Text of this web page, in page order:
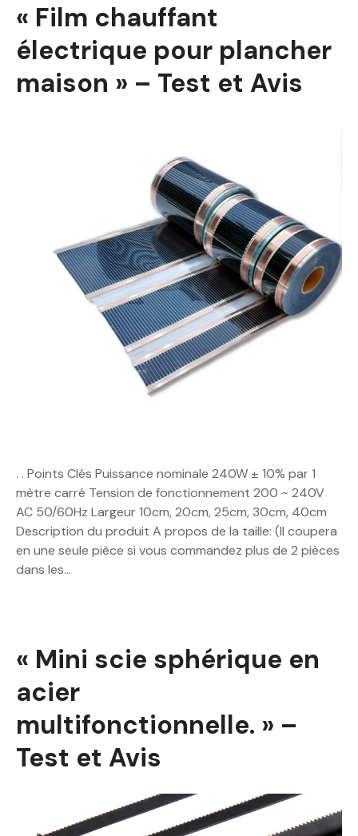
« Film chauffant
électrique pour plancher
maison » – Test et Avis
. . Points Clés Puissance nominale 240W ± 10% par 1
mètre carré Tension de fonctionnement 200 ~ 240V
AC 50/60Hz Largeur 10cm, 20cm, 25cm, 30cm, 40cm
Description du produit A propos de la taille: (Il coupera
en une seule pièce si vous commandez plus de 2 pièces
dans les…
« Mini scie sphérique en
acier
multifonctionnelle. » –
Test et Avis